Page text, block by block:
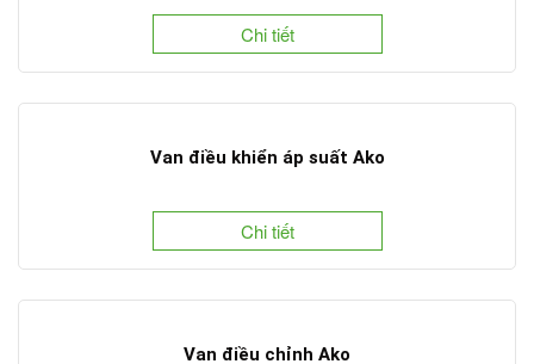
Chi tiết
Van điều khiển áp suất Ako
Chi tiết
Van điều chỉnh Ako